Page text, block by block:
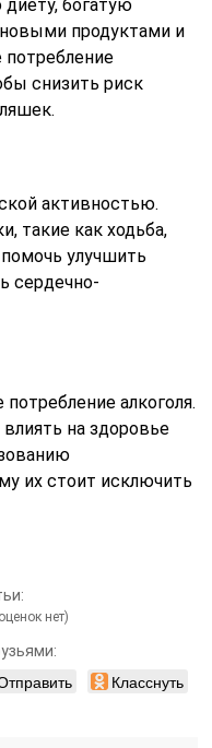
богатую
продуктами и
снизить риск
активностью.
такие как ходьба,
улучшить
сердечно-
потребление алкоголя.
на здоровье
их стоит исключить
нет)
Класснуть